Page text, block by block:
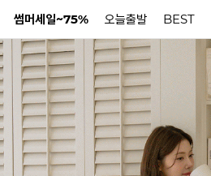
썸머세일~75% 오늘출발 BEST